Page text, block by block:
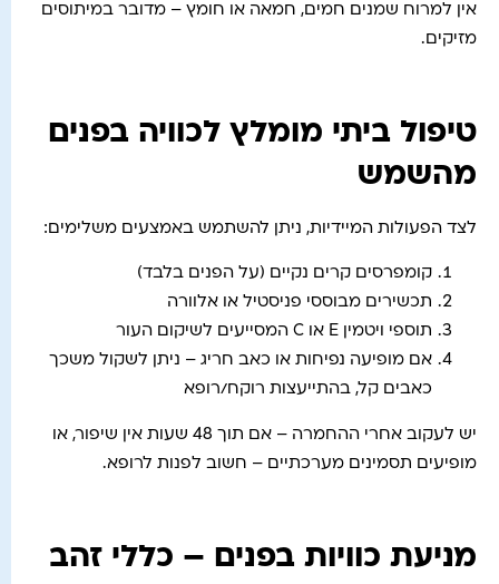
אין למרוח שמנים חמים, חמאה או חומץ – מדובר במיתוסים
מזיקים.
טיפול ביתי מומלץ לכוויה בפנים
מהשמש
לצד הפעולות המיידיות, ניתן להשתמש באמצעים משלימים:
קומפרסים קרים נקיים (על הפנים בלבד)
תכשירים מבוססי פניסטיל או אלוורה
תוספי ויטמין E או C המסייעים לשיקום העור
אם מופיעה נפיחות או כאב חריג – ניתן לשקול משכך
כאבים קל, בהתייעצות רוקח/רופא
יש לעקוב אחרי ההחמרה – אם תוך 48 שעות אין שיפור, או
מופיעים תסמינים מערכתיים – חשוב לפנות לרופא.
מניעת כוויות בפנים – כללי זהב